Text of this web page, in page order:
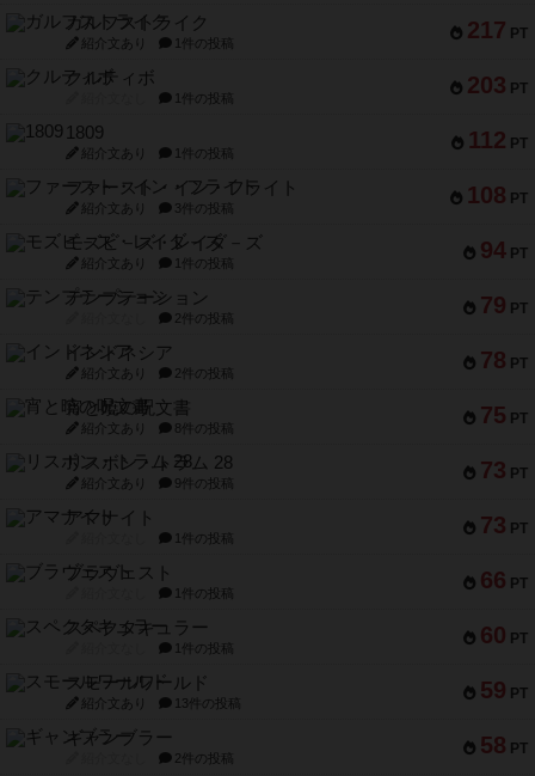
217 PT
ガルフストライク
紹介文あり 1件の投稿
203 PT
クルティボ
1件の投稿
112 PT
1809
紹介文あり 1件の投稿
108 PT
ファースト・イン・フライト
紹介文あり 3件の投稿
94 PT
モズビ－ズ・レイダ－ズ
紹介文あり 1件の投稿
79 PT
テンプテーション
2件の投稿
78 PT
インドネシア
紹介文あり 2件の投稿
75 PT
宵と暁の呪文書
紹介文あり 8件の投稿
73 PT
リスボン・トラム 28
紹介文あり 9件の投稿
73 PT
アマナイト
1件の投稿
66 PT
ブラヴェスト
1件の投稿
60 PT
スペクタキュラー
1件の投稿
59 PT
スモールワールド
紹介文あり 13件の投稿
58 PT
ギャンブラー
2件の投稿